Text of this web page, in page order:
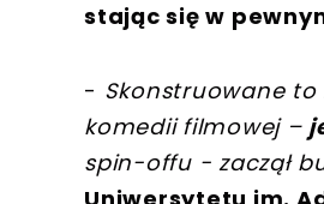
stając się w
- Skonstruowane
komedii filmowej –
spin-offu - zaczął